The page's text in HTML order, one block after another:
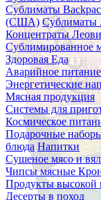
Сублиматы
(США) Сублиматы
Концентраты
Сублимированное
Здоровая Еда
Аварийное питание
Энергетические
Мясная продукция
Системы для
Космическое
Подарочные
блюда Напитки
Сушеное мясо и
Чипсы мясные
Продукты высокой
Десерты в поход